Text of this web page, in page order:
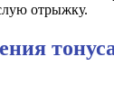
отрыжку.